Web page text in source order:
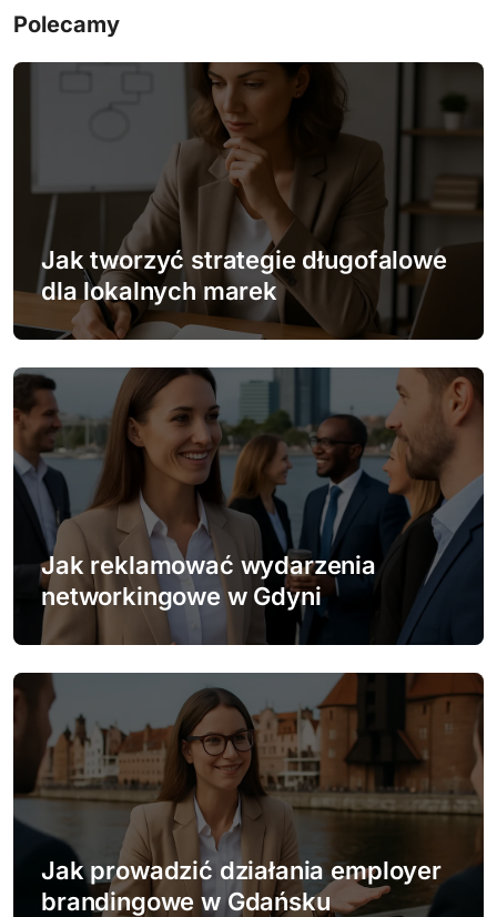
g
a
p
i
s
u
Polecamy
Jak tworzyć strategie długofalowe
dla lokalnych marek
Jak reklamować wydarzenia
networkingowe w Gdyni
Jak prowadzić działania employer
brandingowe w Gdańsku